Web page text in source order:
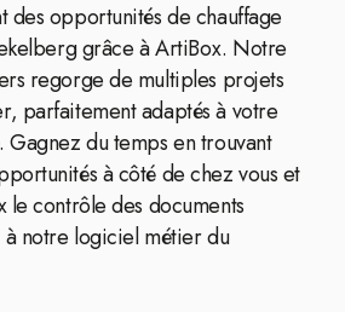
des opportunités de chauffage
grâce à ArtiBox. Notre
regorge de multiples projets
parfaitement adaptés à votre
du temps en trouvant
à côté de chez vous et
le contrôle des documents
notre logiciel métier du